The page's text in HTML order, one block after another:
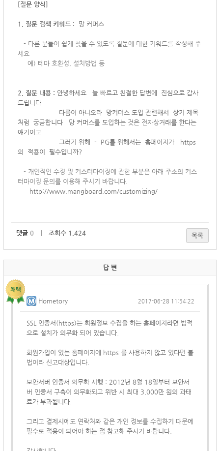
[질문 양식]
1. 질문 검색 키워드 : 망 커머스
- 다른 분들이 쉽게 찾을 수 있도록 질문에 대한 키워드를 작성해 주
세요
예) 테마 호환성, 설치방법 등
2. 질문 내용 : 안녕하세요 늘 빠르고 친절한 답변에 진심으로 감사
드립니다
다름이 아니오라 망커머스 도입 관련해서 상기 제목
처럼 궁금합니다 망 커머스를 도입하는 것은 전자상거래를 한다는
얘기이고
그러기 위해 - PG를 위해서는 홈페이지가 https
의 적용이 필수입니까?
- 개인적인 수정 및 커스터마이징에 관한 부분은 아래 주소의 커스
터마이징 문의를 이용해 주시기 바랍니다.
http://www.mangboard.com/customizing/
댓글 0 ｜ 조회수 1,424 목록
답 변
Hometory 2017-06-28 11:54:22
SSL 인증서(https)는 회원정보 수집을 하는 홈페이지라면 법적
으로 설치가 의무화 되어 있습니다.
회원가입이 있는 홈페이지에 https 를 사용하지 않고 있다면 불
법이라 신고대상입니다.
보안서버 인증서 의무화 시행 : 2012년 8월 18일부터 보안서
버 인증서 구축이 의무화되고 위반 시 최대 3,000만 원의 과태
료가 부과됩니다.
그리고 결제시에도 연락처와 같은 개인 정보를 수집하기 때문에
필수로 적용이 되어야 하는 점 참고해 주시기 바랍니다.